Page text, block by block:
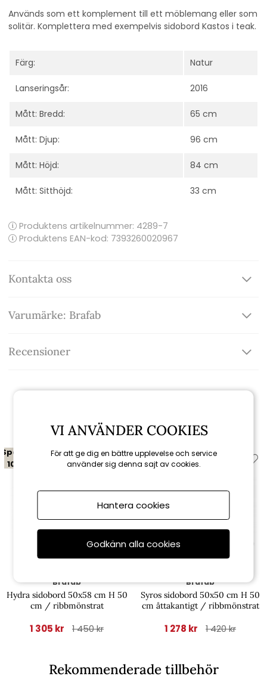
Används som ett komplement till ett möblemang eller som
solitär. Komplettera med exempelvis sidobord Kastos i teak.
Färg: Natur
Lanseringsår: 2016
Mått: Bredd: 65 cm
Mått: Djup: 96 cm
Mått: Höjd: 84 cm
Mått: Sitthöjd: 33 cm
Produktens artikelnummer: 4289-7
Produktens EAN-kod: 7393260020967
Kontakta oss
Varumärke: Brafab
Recensioner
Spara
10%
Brafab
Hydra sidobord 50x58 cm H 50
cm / ribbmönstrat
1 305 kr 1 450 kr
Spara
10%
Brafab
Syros sidobord 50x50 cm H 50
cm åttakantigt / ribbmönstrat
1 278 kr 1 420 kr
Rekommenderade tillbehör
VI ANVÄNDER COOKIES
För att ge dig en bättre upplevelse och service
använder sig denna sajt av cookies.
Hantera cookies
Godkänn alla cookies